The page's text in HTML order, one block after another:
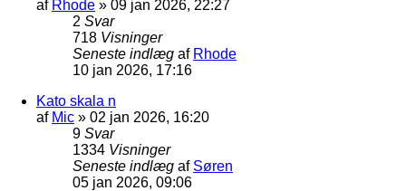
af Rhode » 09 jan 2026, 22:27
2 Svar
718 Visninger
Seneste indlæg af Rhode
10 jan 2026, 17:16
Kato skala n
af Mic » 02 jan 2026, 16:20
9 Svar
1334 Visninger
Seneste indlæg af Søren
05 jan 2026, 09:06